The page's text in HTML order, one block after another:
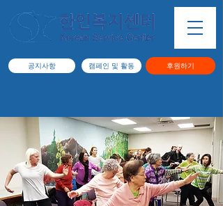
공지사항 캠페인 및 활동 후원하기